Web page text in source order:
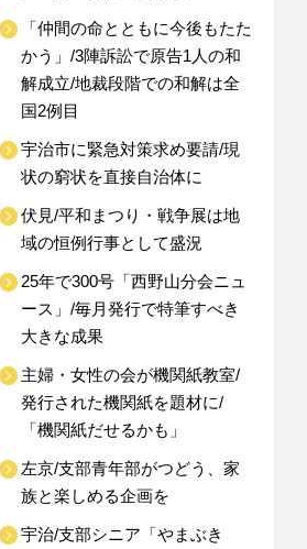
「仲間の命とともに今後もたた
かう」/3陣訴訟で原告1人の和
解成立/地裁段階での和解は全
国2例目
宇治市に緊急対策求め要請/現
状の窮状を直接自治体に
伏見/平和まつり・戦争展は地
域の恒例行事として盛況
25年で300号「西野山分会ニュ
ース」/毎月発行で特筆すべき
大きな成果
主婦・女性の会が機関紙教室/
発行された機関紙を題材に/
「機関紙だせるかも」
左京/支部青年部がつどう、家
族と楽しめる企画を
宇治/支部シニア「やまぶき